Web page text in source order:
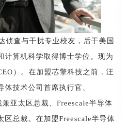
侦查与干扰专业校友，后于美国
计算机科学取得博士学位。现为
）。在加盟芯擎科技之前，汪
技术公司首席执行官、
亚太区总裁、Freescale半导体
区总裁。在加盟Freescale半导体